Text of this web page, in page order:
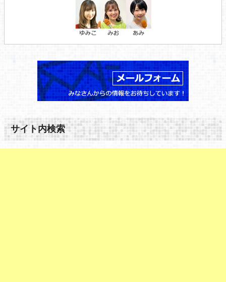
サイト内検索